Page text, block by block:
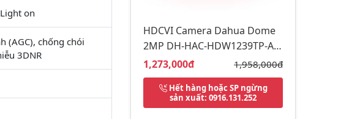
on
(AGC), chống chói
3DNR
HDCVI Camera Dahua Dome
2MP DH-HAC-HDW1239TP-A-
LED
Giá bán:
1,273,000đ Giá gốc:
1,958,000đ
Hết hàng hoặc SP ngừng
sản xuất: 0916.131.252